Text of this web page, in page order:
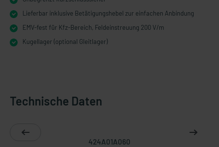
Lieferbar inklusive Betätigungshebel zur einfachen Anbindung
EMV-fest für Kfz-Bereich, Feldeinstreuung 200 V/m
Kugellager (optional Gleitlager)
Technische Daten
424A01A060